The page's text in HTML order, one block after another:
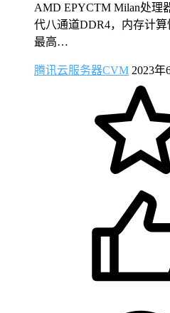
AMD EPYCTM Milan处理
代八通道DDR4，内存计算
最高…
腾讯云服务器CVM 2023年